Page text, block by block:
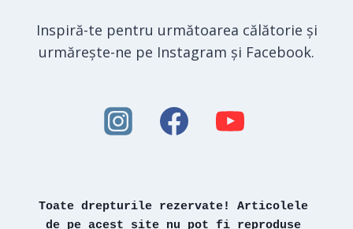
Inspiră-te pentru următoarea călătorie și
urmărește-ne pe Instagram și Facebook.
Toate drepturile rezervate! Articolele
de pe acest site nu pot fi reproduse